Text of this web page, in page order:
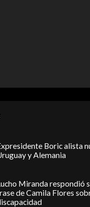
Boric alista
y Alemania
Miranda respondió
de Camila Flores